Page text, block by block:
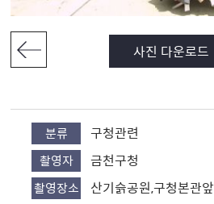
사진 다운로드
분류 구청관련
촬영자 금천구청
촬영장소 산기슭공원,구청본관앞